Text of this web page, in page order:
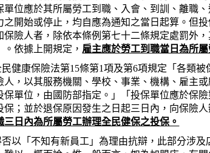
單位應於其所屬勞工到職、入會、到訓、離職
之開始或停止，均自應為通知之當日起算。但
保險人者，除依本條例第七十二條規定處罰外
。依據上開規定， 雇主應於勞工到職當日為所
健康保險法第15條第1項及第6項規定「各類
人，以其服務機關、學校、事業、機構、雇主
保單位，由國防部指定。」「投保單位應於保
保；並於退保原因發生之日起三日內，向保險
三日內為所屬勞工辦理全民健保之投保。
以「不知有新員工」為理由抗辯，此部分涉